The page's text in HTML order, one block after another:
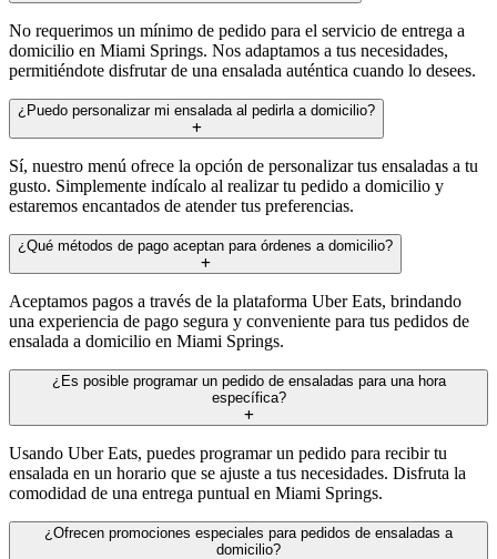
No requerimos un mínimo de pedido para el servicio de entrega a
domicilio en Miami Springs. Nos adaptamos a tus necesidades,
permitiéndote disfrutar de una ensalada auténtica cuando lo desees.
¿Puedo personalizar mi ensalada al pedirla a domicilio?
Sí, nuestro menú ofrece la opción de personalizar tus ensaladas a tu
gusto. Simplemente indícalo al realizar tu pedido a domicilio y
estaremos encantados de atender tus preferencias.
¿Qué métodos de pago aceptan para órdenes a domicilio?
Aceptamos pagos a través de la plataforma Uber Eats, brindando
una experiencia de pago segura y conveniente para tus pedidos de
ensalada a domicilio en Miami Springs.
¿Es posible programar un pedido de ensaladas para una hora
específica?
Usando Uber Eats, puedes programar un pedido para recibir tu
ensalada en un horario que se ajuste a tus necesidades. Disfruta la
comodidad de una entrega puntual en Miami Springs.
¿Ofrecen promociones especiales para pedidos de ensaladas a
domicilio?